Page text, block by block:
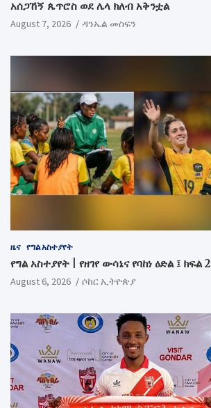
አሰጋኸኝ ጴጥሮስ ወደ ሌላ ክለብ አቅንቷል
August 7, 2026 ዳንኤል መስፍን
ዜና የግል አስተያየት
የግል አስተያየት | የዘገየ ውሳኔና የባከነ ዕድል ፤ ክፍል 2
August 6, 2026 ሶከር ኢትዮጵያ